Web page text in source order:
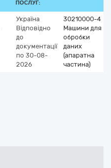
ПОСЛУГ:
Україна
Відповідно
до
документації
по 30-08-
2026
30210000-4
Машини для
обробки
даних
(апаратна
частина)